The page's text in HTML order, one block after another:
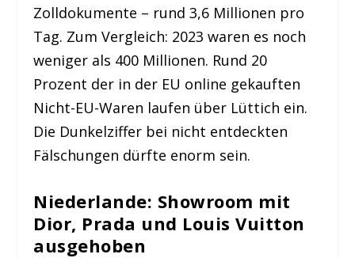
Zolldokumente – rund 3,6 Millionen pro
Tag. Zum Vergleich: 2023 waren es noch
weniger als 400 Millionen. Rund 20
Prozent der in der EU online gekauften
Nicht-EU-Waren laufen über Lüttich ein.
Die Dunkelziffer bei nicht entdeckten
Fälschungen dürfte enorm sein.
Niederlande: Showroom mit
Dior, Prada und Louis Vuitton
ausgehoben